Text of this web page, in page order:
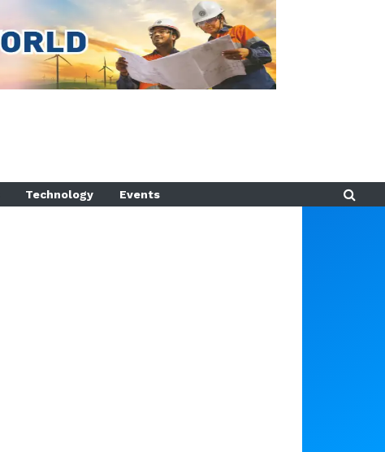
Technology Events